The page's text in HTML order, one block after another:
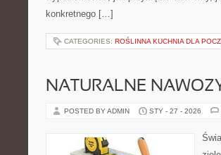
konkretnego […]
CATEGORIES: ROŚLINNA KUCHNIA DLA
NATURALNE
POSTED BY ADMIN STY - 27 - 2026